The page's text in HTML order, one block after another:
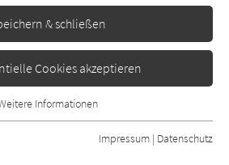
& schließen
Cookies akzeptieren
für grundlegende Funktionen der
ist gewährleistet, dass die Webseite
Informationen
Impressum | Datenschutz